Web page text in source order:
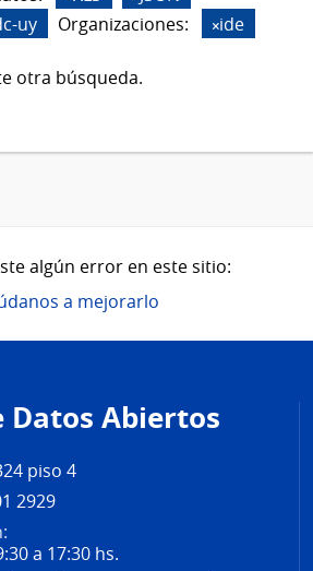
uy Organizaciones: ide
otra búsqueda.
algún error en este sitio:
a mejorarlo
Datos Abiertos
piso 4
2929
a 17:30 hs.